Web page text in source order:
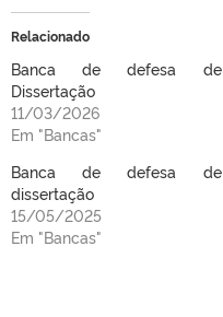
Relacionado
Banca de defesa de
Dissertação
11/03/2026
Em "Bancas"
Banca de defesa de
dissertação
15/05/2025
Em "Bancas"